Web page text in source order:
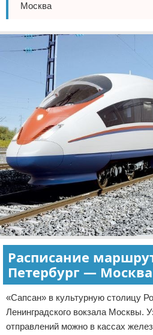
Москва
Расписание
Петербург — Москва
«Сапсан» в культурную столицу
Ленинградского вокзала Москвы.
отправлений можно в кассах